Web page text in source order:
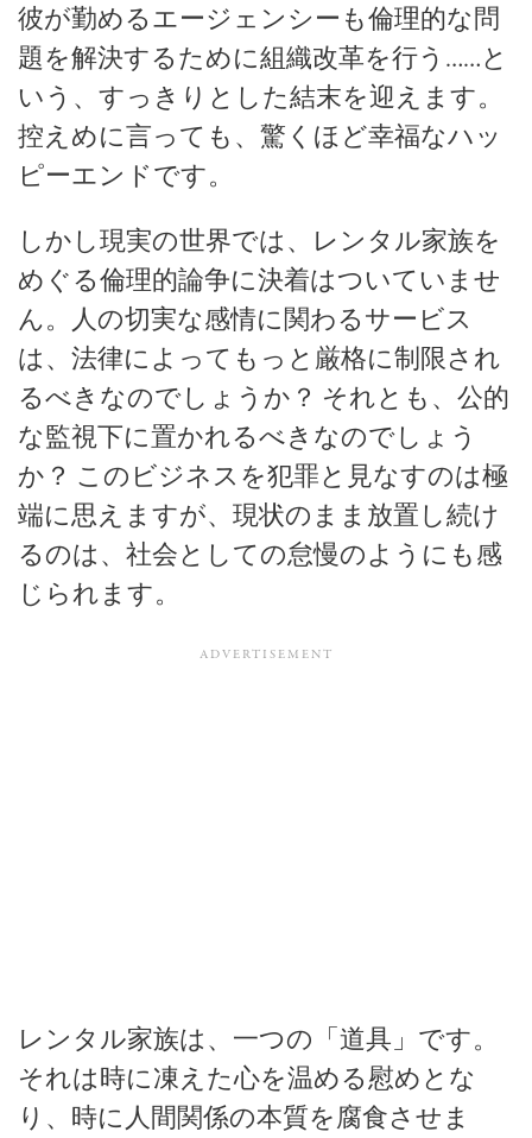
彼が勤めるエージェンシーも倫理的な問
題を解決するために組織改革を行う……と
いう、すっきりとした結末を迎えます。
控えめに言っても、驚くほど幸福なハッ
ピーエンドです。
しかし現実の世界では、レンタル家族を
めぐる倫理的論争に決着はついていませ
ん。人の切実な感情に関わるサービス
は、法律によってもっと厳格に制限され
るべきなのでしょうか？ それとも、公的
な監視下に置かれるべきなのでしょう
か？ このビジネスを犯罪と見なすのは極
端に思えますが、現状のまま放置し続け
るのは、社会としての怠慢のようにも感
じられます。
レンタル家族は、一つの「道具」です。
それは時に凍えた心を温める慰めとな
り、時に人間関係の本質を腐食させま